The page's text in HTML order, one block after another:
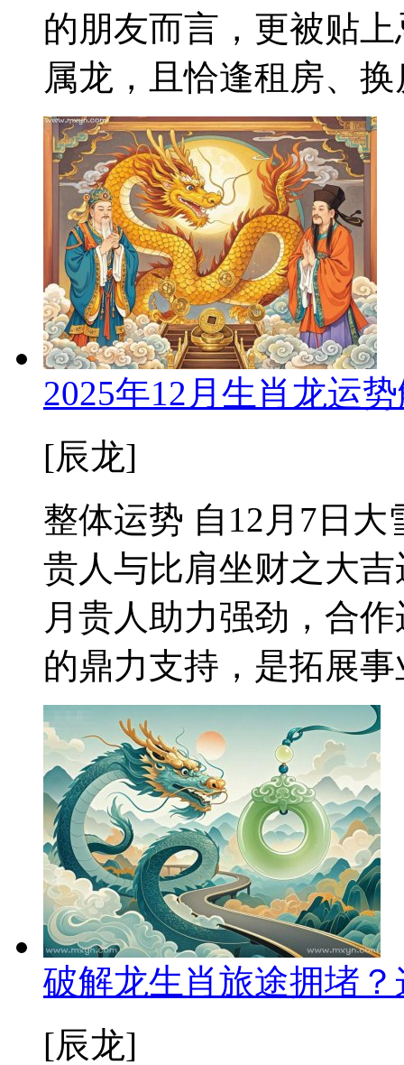
的朋友而言，更被贴
属龙，且恰逢租房、
2025年12月生肖龙运
[辰龙]
整体运势 自12月7日
贵人与比肩坐财之大
月贵人助力强劲，合
的鼎力支持，是拓展
破解龙生肖旅途拥堵
[辰龙]